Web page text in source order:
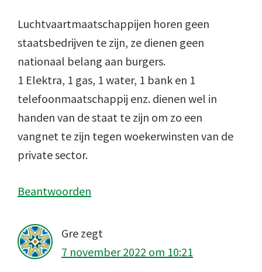
Luchtvaartmaatschappijen horen geen
staatsbedrijven te zijn, ze dienen geen
nationaal belang aan burgers.
1 Elektra, 1 gas, 1 water, 1 bank en 1
telefoonmaatschappij enz. dienen wel in
handen van de staat te zijn om zo een
vangnet te zijn tegen woekerwinsten van de
private sector.
Beantwoorden
Gre zegt
7 november 2022 om 10:21